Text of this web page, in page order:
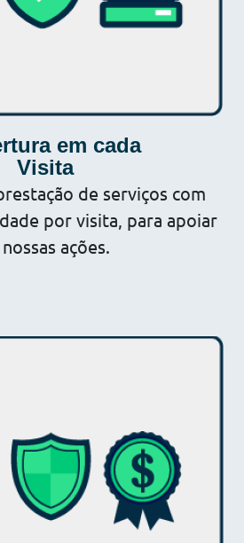
em cada
Visita
de serviços com
por visita, para apoiar
ações.